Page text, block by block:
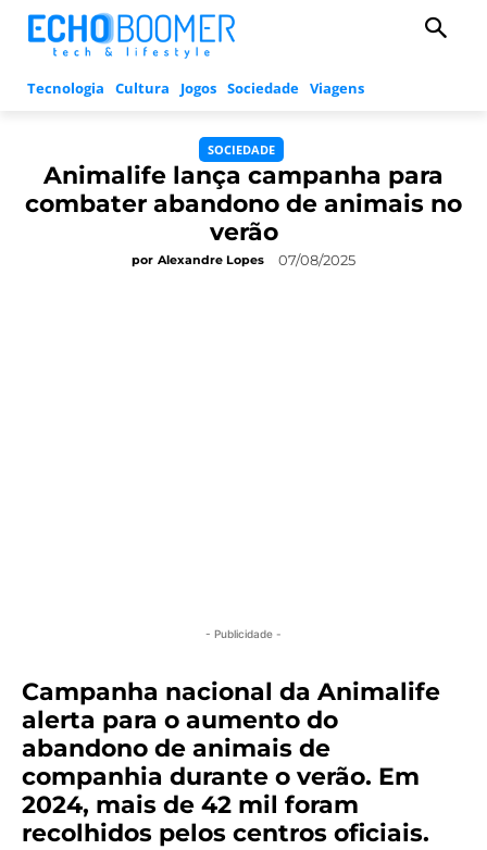
Tecnologia Cultura Jogos Sociedade Viagens
SOCIEDADE
Animalife lança campanha para
combater abandono de animais no
verão
por Alexandre Lopes 07/08/2025
- Publicidade -
Campanha nacional da Animalife
alerta para o aumento do
abandono de animais de
companhia durante o verão. Em
2024, mais de 42 mil foram
recolhidos pelos centros oficiais.